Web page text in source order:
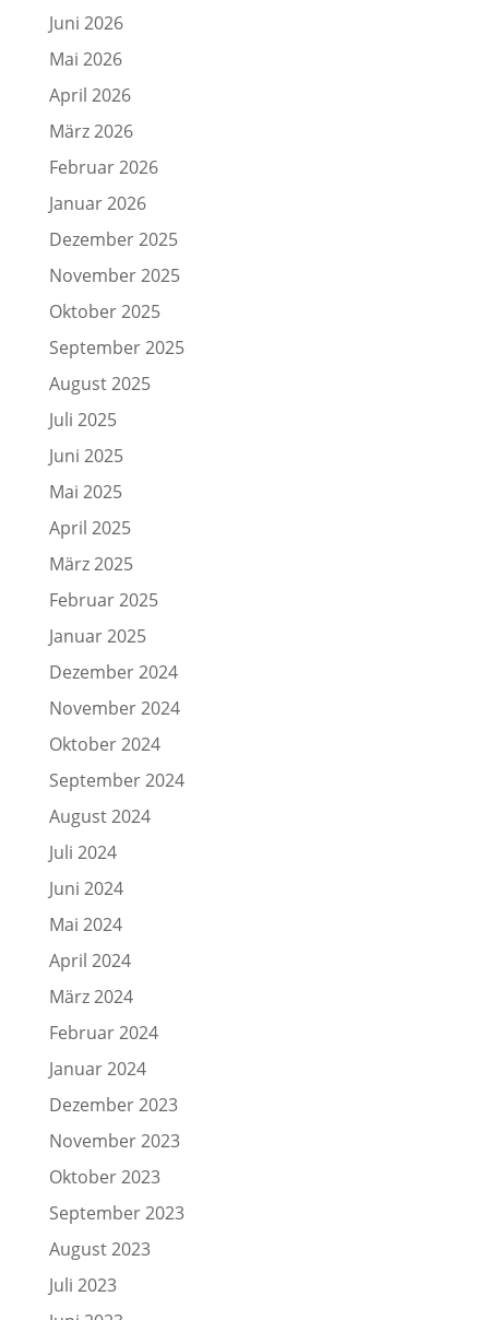
Juni 2026
Mai 2026
April 2026
März 2026
Februar 2026
Januar 2026
Dezember 2025
November 2025
Oktober 2025
September 2025
August 2025
Juli 2025
Juni 2025
Mai 2025
April 2025
März 2025
Februar 2025
Januar 2025
Dezember 2024
November 2024
Oktober 2024
September 2024
August 2024
Juli 2024
Juni 2024
Mai 2024
April 2024
März 2024
Februar 2024
Januar 2024
Dezember 2023
November 2023
Oktober 2023
September 2023
August 2023
Juli 2023